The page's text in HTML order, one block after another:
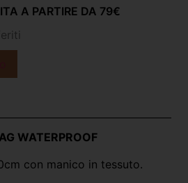
A PARTIRE DA 79€
WATERPROOF
con manico in tessuto.